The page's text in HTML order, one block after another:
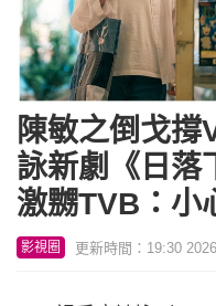
陳敏之倒戈
詠新劇《日落
激嬲TVB：小
影視圈 更新時間：19:30